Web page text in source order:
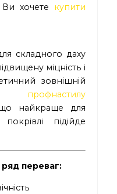
хочете купити
складного даху
міцність і
зовнішній
профнастилу
найкраще для
підійде
переваг: